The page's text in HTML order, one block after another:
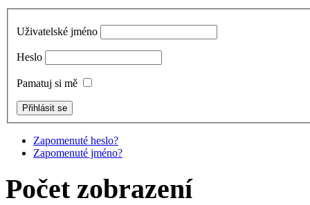
Uživatelské jméno
Heslo
Pamatuj si mě
Zapomenuté heslo?
Zapomenuté jméno?
Počet zobrazení